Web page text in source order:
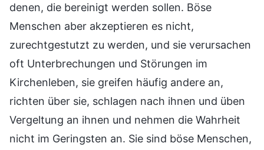
denen, die bereinigt werden sollen. Böse
Menschen aber akzeptieren es nicht,
zurechtgestutzt zu werden, und sie verursachen
oft Unterbrechungen und Störungen im
Kirchenleben, sie greifen häufig andere an,
richten über sie, schlagen nach ihnen und üben
Vergeltung an ihnen und nehmen die Wahrheit
nicht im Geringsten an. Sie sind böse Menschen,